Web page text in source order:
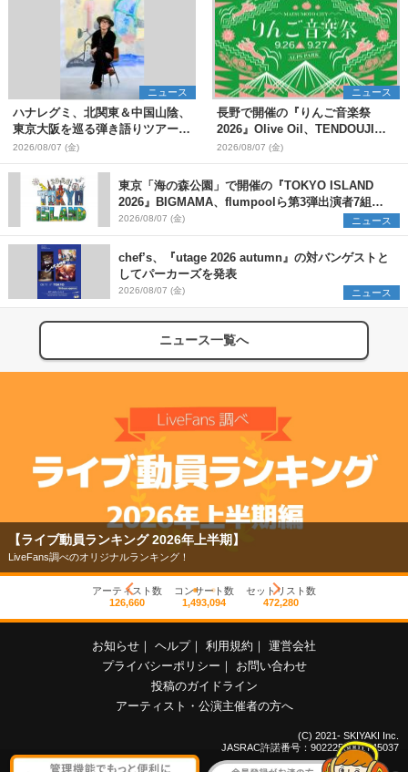
ニュース
ハナレグミ、北関東＆中国山陰、
東京大阪を巡る弾き語りツアー10
月より開催決定
2026/08/07 (金)
ニュース
長野で開催の『りんご音楽祭
2026』Olive Oil、TENDOUJIら
第11弾出演アーティスト（16組）
を発表
2026/08/07 (金)
東京「海の森公園」で開催の『TOKYO ISLAND
2026』BIGMAMA、flumpoolら第3弾出演者7組を
発表 ワークショップ・アート出展者を募集
2026/08/07 (金) ニュース
chef’s、『utage 2026 autumn』の対バンゲストと
してパーカーズを発表
2026/08/07 (金) ニュース
ニュース一覧へ
【ライブ動員ランキング 2026年上半期】
LiveFans調べのオリジナルランキング！
アーティスト数
126,660
コンサート数
1,493,094
セットリスト数
472,280
お知らせ ヘルプ 利用規約
運営会社
プライバシーポリシー
お問い合わせ
投稿のガイドライン
アーティスト・公演主催者の方へ
(C) 2021- SKIYAKI Inc.
JASRAC許諾番号：9022255001Y45037